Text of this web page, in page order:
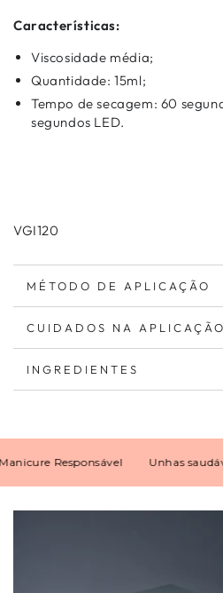
Características:
Viscosidade média;
Quantidade: 15ml;
Tempo de secagem: 60
segundos LED.
VGI120
MÉTODO DE APLICAÇÃO
CUIDADOS NA APLICAÇÃO
INGREDIENTES
Responsável Unhas saudáveis